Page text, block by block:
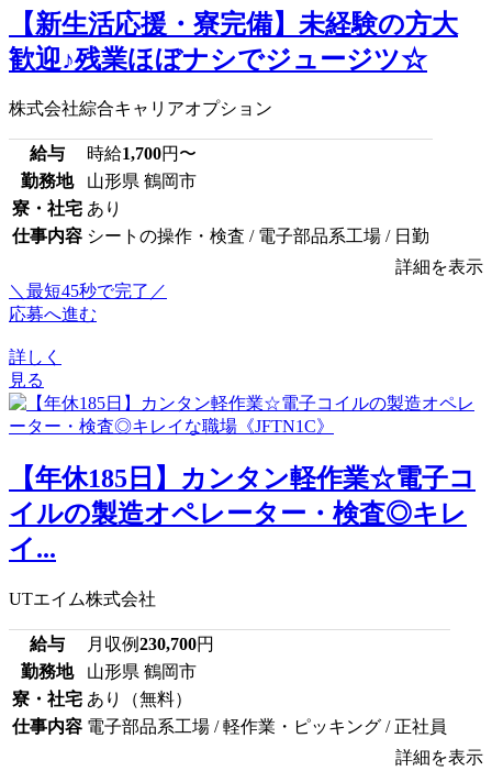
【新生活応援・寮完備】未経験の方大
歓迎♪残業ほぼナシでジュージツ☆
株式会社綜合キャリアオプション
給与 時給1,700円〜
勤務地
山形県 鶴岡市
寮・社宅 あり
仕事内容 シートの操作・検査 / 電子部品系工場 / 日勤
詳細を表示
＼最短45秒で完了／
応募へ進む
詳しく
見る
【年休185日】カンタン軽作業☆電子コ
イルの製造オペレーター・検査◎キレ
イ...
UTエイム株式会社
給与 月収例230,700円
勤務地
山形県 鶴岡市
寮・社宅 あり（無料）
仕事内容 電子部品系工場 / 軽作業・ピッキング / 正社員
詳細を表示